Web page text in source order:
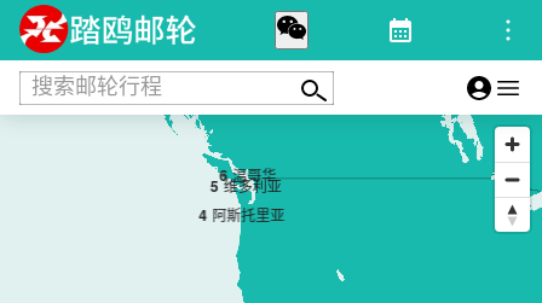
搜索邮轮行程
4 阿斯托里亚
5 维多利亚
6 温哥华